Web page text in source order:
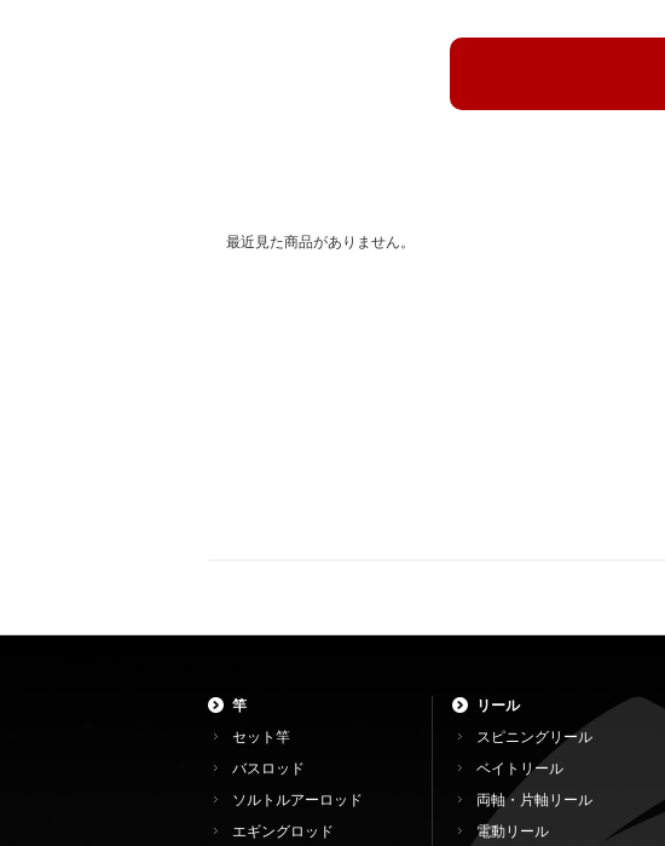
最近見た商品がありません。
竿
セット竿
バスロッド
ソルトルアーロッド
エギングロッド
リール
スピニングリール
ベイトリール
両軸・片軸リール
電動リール